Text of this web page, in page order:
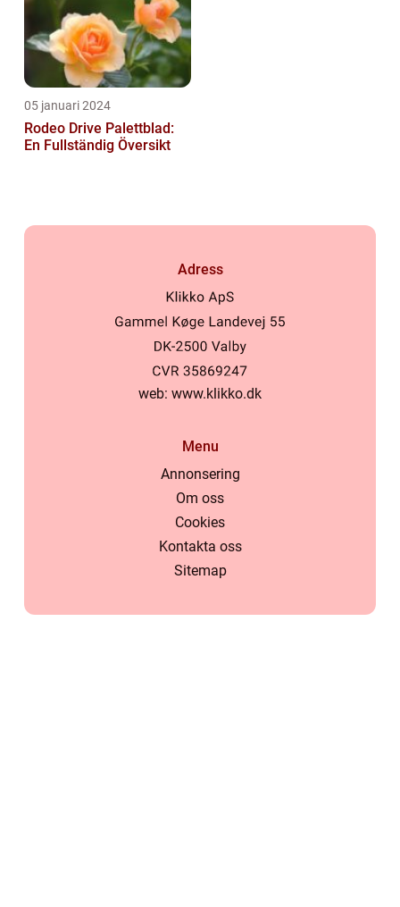
05 januari 2024
Rodeo Drive Palettblad:
En Fullständig Översikt
Adress
web: www.klikko.dk
Menu
Annonsering
Om oss
Cookies
Kontakta oss
Sitemap